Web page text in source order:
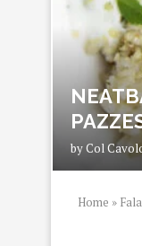
byCol
Home »